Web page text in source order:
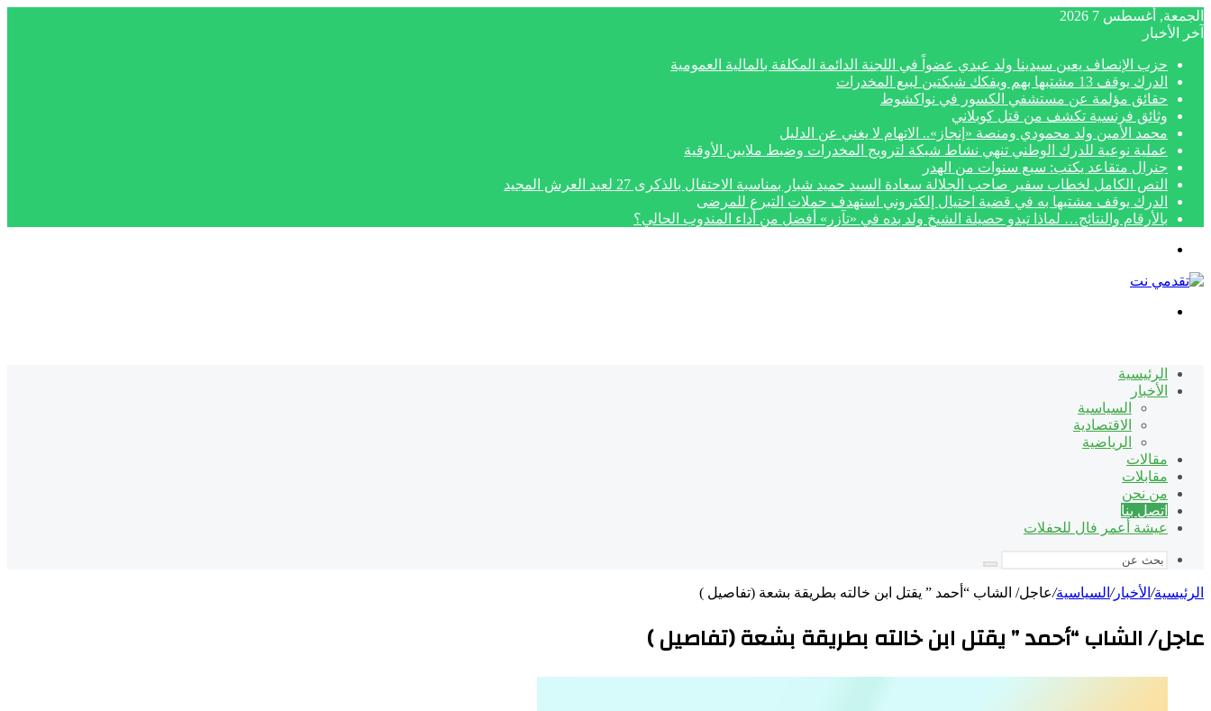
الجمعة, أغسطس 7 2026
آخر الأخبار
حزب الإنصاف يعين سيدينا ولد عبدي عضواً في اللجنة الدائمة المكلفة بالمالية العمومية
الدرك يوقف 13 مشتبها بهم ويفكك شبكتين لبيع المخدرات
حقائق مؤلمة عن مستشفي الكسور في نواكشوط
وثائق فرنسية تكشف من قتل كوبلاني
محمد الأمين ولد محمودي ومنصة «إنجاز».. الاتهام لا يغني عن الدليل
عملية نوعية للدرك الوطني تنهي نشاط شبكة لترويج المخدرات وضبط ملايين الأوقية
جنرال متقاعد يكتب: سبع سنوات من الهدر
النص الكامل لخطاب سفير صاحب الجلالة سعادة السيد حميد شبار بمناسبة الاحتفال بالذكرى 27 لعيد العرش المجيد
الدرك يوقف مشتبها به في قضية احتيال إلكتروني استهدف حملات التبرع للمرضى
بالأرقام والنتائج… لماذا تبدو حصيلة الشيخ ولد بده في «تآزر» أفضل من أداء المندوب الحالي؟
الرئيسية
الأخبار
السياسية
الاقتصادية
الرياضية
مقالات
مقابلات
من نحن
اتصل بنا
عيشة أعمر فال للحفلات
بحث
عن
الرئيسية/ الأخبار/ السياسية/عاجل/ الشاب “أحمد ” يقتل ابن خالته بطريقة بشعة (تفاصيل )
عاجل/ الشاب “أحمد ” يقتل ابن خالته بطريقة بشعة (تفاصيل )